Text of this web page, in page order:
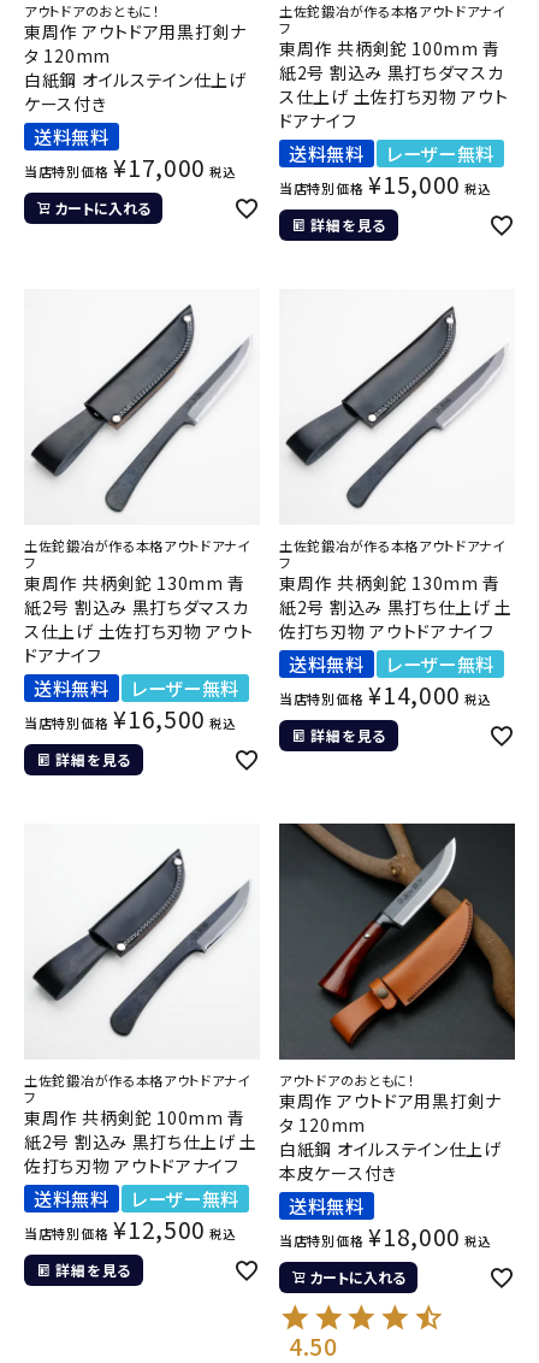
アウトドアのおともに！
東周作 アウトドア用黒打剣ナ
タ 120mm
白紙鋼 オイルステイン仕上げ
ケース付き
送料無料
当店特別価格 ¥17,000 税込
カートに入れる
土佐鉈鍛冶が作る本格アウトドアナイ
フ
東周作 共柄剣鉈 100mm 青
紙2号 割込み 黒打ちダマスカ
ス仕上げ 土佐打ち刃物 アウト
ドアナイフ
送料無料 レーザー無料
当店特別価格 ¥15,000 税込
詳細を見る
土佐鉈鍛冶が作る本格アウトドアナイ
フ
東周作 共柄剣鉈 130mm 青
紙2号 割込み 黒打ちダマスカ
ス仕上げ 土佐打ち刃物 アウト
ドアナイフ
送料無料 レーザー無料
当店特別価格 ¥16,500 税込
詳細を見る
土佐鉈鍛冶が作る本格アウトドアナイ
フ
東周作 共柄剣鉈 130mm 青
紙2号 割込み 黒打ち仕上げ 土
佐打ち刃物 アウトドアナイフ
送料無料 レーザー無料
当店特別価格 ¥14,000 税込
詳細を見る
土佐鉈鍛冶が作る本格アウトドアナイ
フ
東周作 共柄剣鉈 100mm 青
紙2号 割込み 黒打ち仕上げ 土
佐打ち刃物 アウトドアナイフ
送料無料 レーザー無料
当店特別価格 ¥12,500 税込
詳細を見る
アウトドアのおともに！
東周作 アウトドア用黒打剣ナ
タ 120mm
白紙鋼 オイルステイン仕上げ
本皮ケース付き
送料無料
当店特別価格 ¥18,000 税込
カートに入れる
4.50